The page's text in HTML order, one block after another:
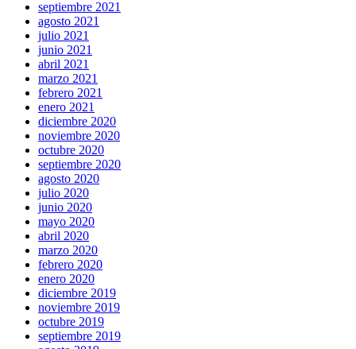
septiembre 2021
agosto 2021
julio 2021
junio 2021
abril 2021
marzo 2021
febrero 2021
enero 2021
diciembre 2020
noviembre 2020
octubre 2020
septiembre 2020
agosto 2020
julio 2020
junio 2020
mayo 2020
abril 2020
marzo 2020
febrero 2020
enero 2020
diciembre 2019
noviembre 2019
octubre 2019
septiembre 2019